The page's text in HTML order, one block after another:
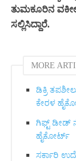
ತುಮಕೂರಿನ
ಸಲ್ಲಿಸಿದ್ದಾರೆ.
MORE
ಡಿಕ್ರಿ
ಕೇರಳ
ಗಿಫ್ಟ್‌ ಡೀಡ್
ಹೈಕೋರ್ಟ್‌
ಸರ್ಕಾರಿ